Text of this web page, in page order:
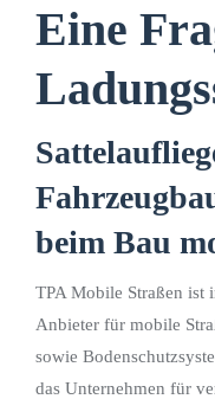
Eine
beim Bau
TPA Mobile Straßen ist
Anbieter für mobile
sowie
das Unternehmen für